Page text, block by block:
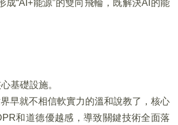
“AI+能源”的雙向飛輪，既解決AI的能
基礎設施。
早就不相信軟實力的溫和說教了，核心
和道德優越感，導致關鍵技術全面落